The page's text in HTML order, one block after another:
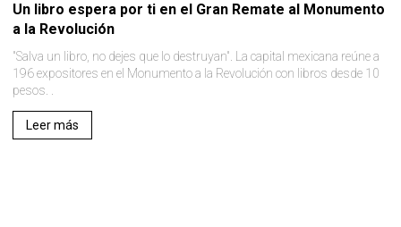
Un libro espera por ti en el Gran Remate al Monumento
a la Revolución
"Salva un libro, no dejes que lo destruyan". La capital mexicana reúne a
196 expositores en el Monumento a la Revolución con libros desde 10
pesos. .
Leer más